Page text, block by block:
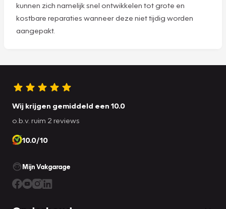
kunnen zich namelijk snel ontwikkelen tot grote en
kostbare reparaties wanneer deze niet tijdig worden
aangepakt.
Wij krijgen gemiddeld een 10.0
o.b.v. ruim 2 reviews
10.0/10
Mijn Vakgarage